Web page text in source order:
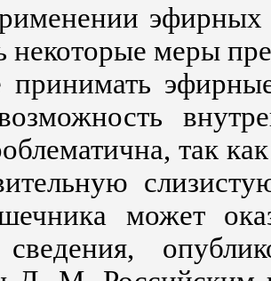
эфирных
некоторые меры
принимать
так
может